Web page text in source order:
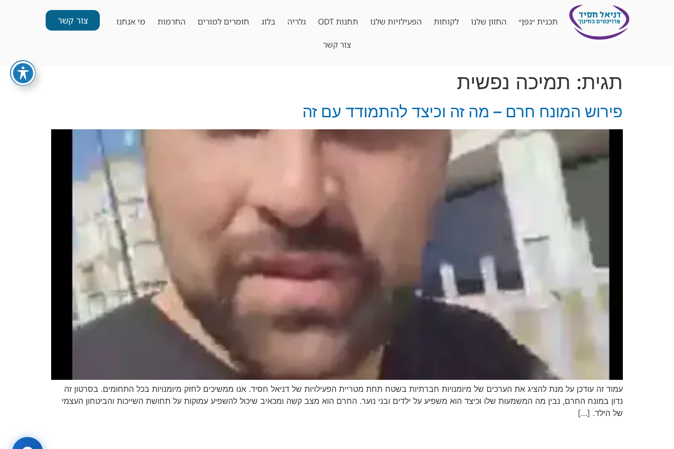
תכנית ״גפן״ החזון שלנו לקוחות הפעילויות שלנו תחנות ODT גלריה בלוג חומרים למורים החרמות מי אנחנו
צור קשר
צור קשר
תגית: תמיכה נפשית
פירוש המונח חרם – מה זה וכיצד להתמודד עם זה
עמוד זה עודכן על מנת להציג את הערכים של מיומנויות חברתיות בשטח תחת מטריית הפעילויות של דניאל חסיד. אנו ממשיכים לחזק מיומנויות בכל התחומים. בסרטון זה
נדון במונח החרם, נבין מה המשמעות שלו וכיצד הוא משפיע על ילדים ובני נוער. החרם הוא מצב קשה ומכאיב שיכול להשפיע עמוקות על תחושת השייכות והביטחון העצמי
של הילד. […]